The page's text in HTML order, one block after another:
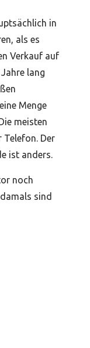
in
als es
Verkauf auf
lang
Menge
meisten
Telefon. Der
ist anders.
noch
sind